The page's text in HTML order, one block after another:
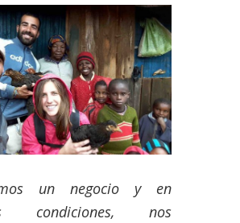
un negocio y en
condiciones, nos